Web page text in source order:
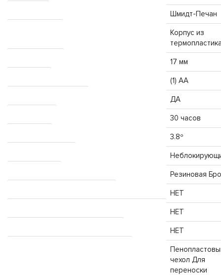
Шмидт-Печан
Корпус из
17 мм
(1) AA
ДА
30 часов
3.8º
Резиновая
НЕТ
НЕТ
НЕТ
чехол Для
переноски